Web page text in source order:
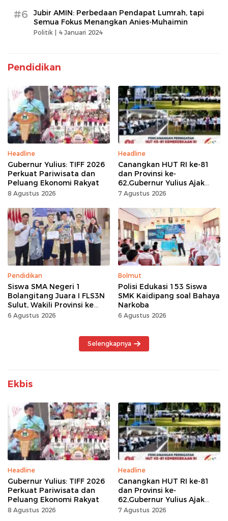
#6
Jubir AMIN: Perbedaan Pendapat Lumrah, tapi
Semua Fokus Menangkan Anies-Muhaimin
Politik | 4 Januari 2024
Pendidikan
Headline
Gubernur Yulius: TIFF 2026
Perkuat Pariwisata dan
Peluang Ekonomi Rakyat
8 Agustus 2026
Headline
Canangkan HUT RI ke-81
dan Provinsi ke-
62,Gubernur Yulius Ajak
Seluruh Masyarakat
Kemerdekaan Momentum
Kerja Keras
7 Agustus 2026
Pendidikan
Siswa SMA Negeri 1
Bolangitang Juara I FLS3N
Sulut, Wakili Provinsi ke
Tingkat Nasional
6 Agustus 2026
Bolmut
Polisi Edukasi 153 Siswa
SMK Kaidipang soal Bahaya
Narkoba
6 Agustus 2026
Selengkapnya
Ekbis
Headline
Gubernur Yulius: TIFF 2026
Perkuat Pariwisata dan
Peluang Ekonomi Rakyat
8 Agustus 2026
Headline
Canangkan HUT RI ke-81
dan Provinsi ke-
62,Gubernur Yulius Ajak
Seluruh Masyarakat
7 Agustus 2026